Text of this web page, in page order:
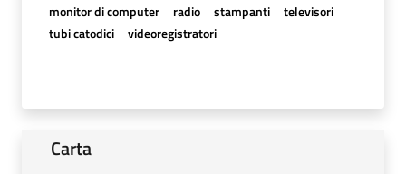
monitor di computer
radio stampanti
televisori
tubi catodici
videoregistratori
Carta